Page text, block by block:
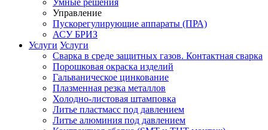
Управление
Пускорегулирующие аппараты (ПРА)
АСУ БРИЗ
Услуги Услуги
Сварка в среде защитных газов. Контактная сварка
Порошковая окраска изделий
Гальваническое цинкование
Плазменная резка металлов
Холодно-листовая штамповка
Литье пластмасс под давлением
Литье алюминия под давлением